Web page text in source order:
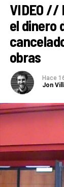
VIDEO //
el dinero
obras
Hace
Jon